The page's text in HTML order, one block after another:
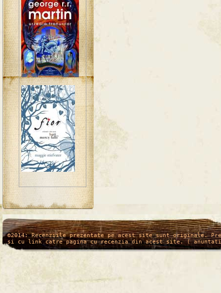
/* */
©2014: Recenziile prezentate pe acest site sunt originale.
si cu link catre pagina cu recenzia din acest site. (